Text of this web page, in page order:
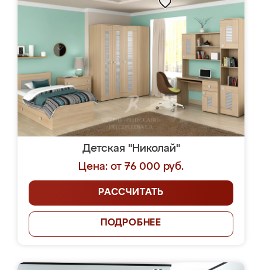
Детская "Николай"
Цена: от 76 000 руб.
РАССЧИТАТЬ
ПОДРОБНЕЕ